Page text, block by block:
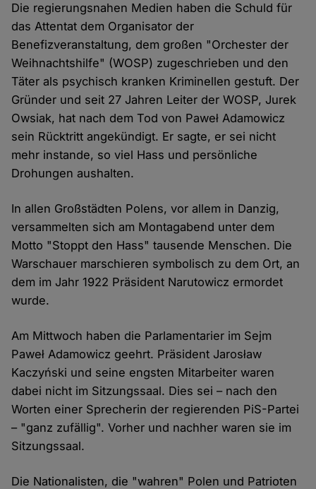
Die regierungsnahen Medien haben die Schuld für
das Attentat dem Organisator der
Benefizveranstaltung, dem großen "Orchester der
Weihnachtshilfe" (WOSP) zugeschrieben und den
Täter als psychisch kranken Kriminellen gestuft. Der
Gründer und seit 27 Jahren Leiter der WOSP, Jurek
Owsiak, hat nach dem Tod von Paweł Adamowicz
sein Rücktritt angekündigt. Er sagte, er sei nicht
mehr instande, so viel Hass und persönliche
Drohungen aushalten.
In allen Großstädten Polens, vor allem in Danzig,
versammelten sich am Montagabend unter dem
Motto "Stoppt den Hass" tausende Menschen. Die
Warschauer marschieren symbolisch zu dem Ort, an
dem im Jahr 1922 Präsident Narutowicz ermordet
wurde.
Am Mittwoch haben die Parlamentarier im Sejm
Paweł Adamowicz geehrt. Präsident Jarosław
Kaczyński und seine engsten Mitarbeiter waren
dabei nicht im Sitzungssaal. Dies sei – nach den
Worten einer Sprecherin der regierenden PiS-Partei
– "ganz zufällig". Vorher und nachher waren sie im
Sitzungssaal.
Die Nationalisten, die "wahren" Polen und Patrioten